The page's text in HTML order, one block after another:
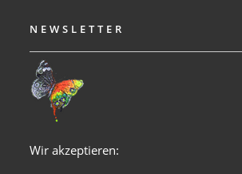
NEWSLETTER
Wir akzeptieren: